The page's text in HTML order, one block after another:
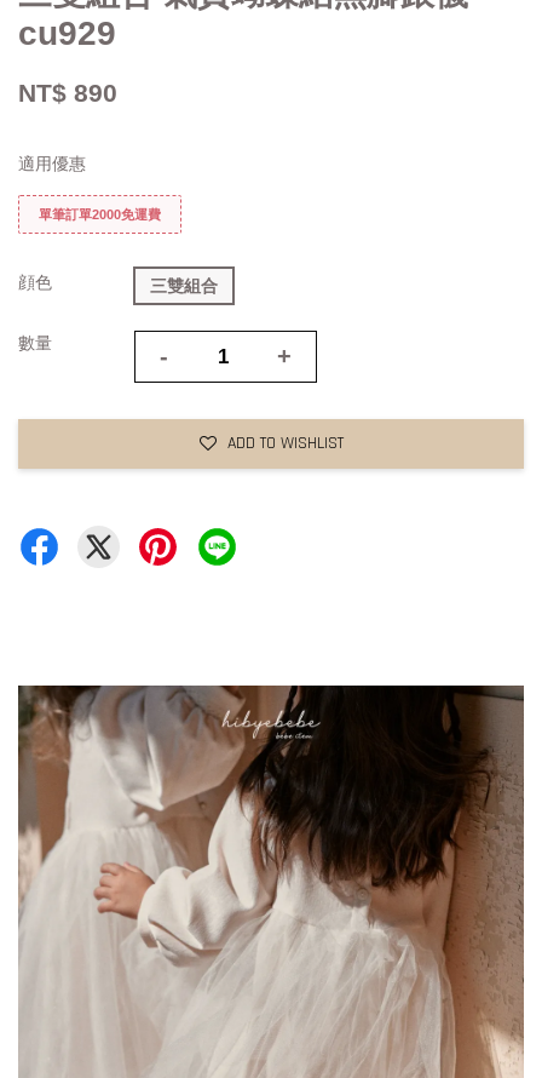
cu929
NT$ 890
適用優惠
單筆訂單2000免運費
顔色 三雙組合
數量 - +
ADD TO WISHLIST